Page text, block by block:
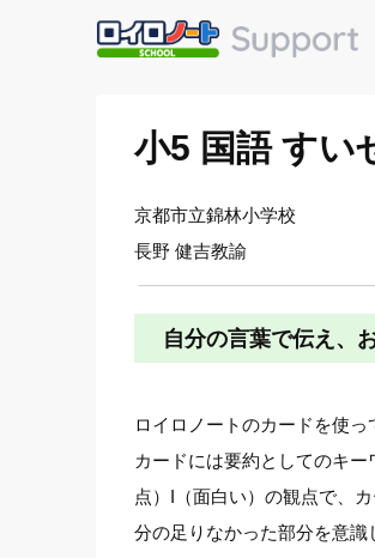
小5 国語 すい
京都市立錦林小学校
長野 健吉教諭
自分の言葉で伝え、
ロイロノートのカードを使
カードには要約としてのキ
点）I（面白い）の観点で、
分の足りなかった部分を意識